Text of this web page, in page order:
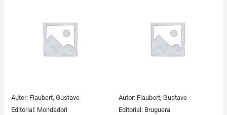
Autor: Flaubert, Gustave
Editorial: Mondadori
Autor: Flaubert, Gustave
Editorial: Bruguera